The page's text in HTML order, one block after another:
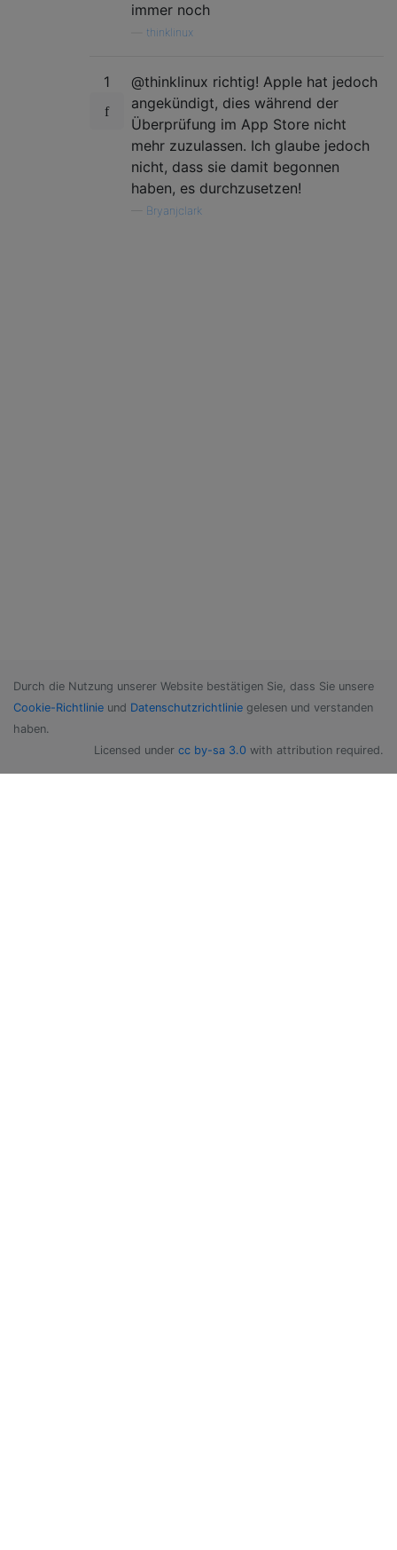
immer noch
thinklinux
1
@thinklinux richtig! Apple hat jedoch
angekündigt, dies während der
Überprüfung im App Store nicht
mehr zuzulassen. Ich glaube jedoch
nicht, dass sie damit begonnen
haben, es durchzusetzen!
Bryanjclark
Durch die Nutzung unserer Website bestätigen Sie, dass Sie unsere
Cookie-Richtlinie und Datenschutzrichtlinie gelesen und verstanden
haben.
Licensed under cc by-sa 3.0 with attribution required.